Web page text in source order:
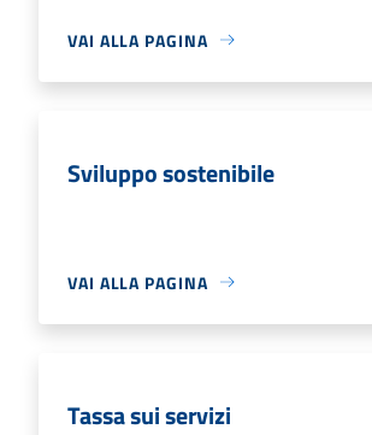
VAI ALLA PAGINA
Sviluppo sostenibile
VAI ALLA PAGINA
Tassa sui servizi